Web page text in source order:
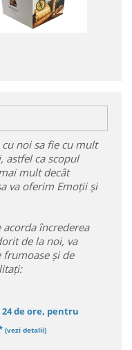
noi sa fie cu mult
astfel ca scopul
mult decât
va oferim Emoții și
acorda încrederea
de la noi, va
și de
de ore, pentru
(vezi detalii)